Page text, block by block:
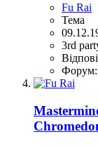
Fu Rai
Тема
3rd
Форум: